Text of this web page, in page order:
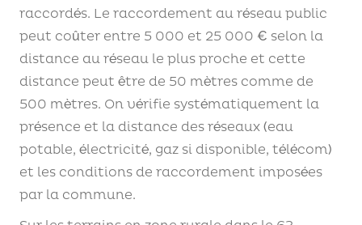
raccordés. Le raccordement au réseau public
peut coûter entre 5 000 et 25 000 € selon la
distance au réseau le plus proche et cette
distance peut être de 50 mètres comme de
500 mètres. On vérifie systématiquement la
présence et la distance des réseaux (eau
potable, électricité, gaz si disponible, télécom)
et les conditions de raccordement imposées
par la commune.